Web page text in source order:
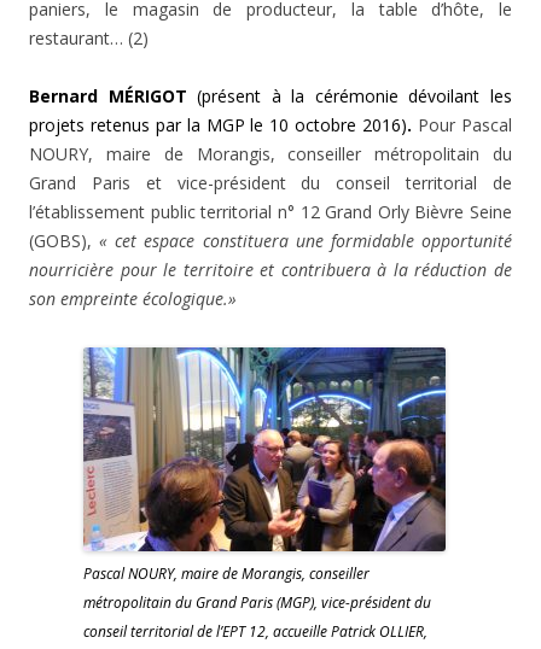
paniers, le magasin de producteur, la table d’hôte, le
restaurant… (2)
Bernard MÉRIGOT(présent à la cérémonie dévoilant les
projets retenus par la MGP le 10 octobre 2016). Pour Pascal
NOURY, maire de Morangis, conseiller métropolitain du
Grand Paris et vice-président du conseil territorial de
l’établissement public territorial n° 12 Grand Orly Bièvre Seine
(GOBS),« cet espace constituera une formidable opportunité
nourricière pour le territoire et contribuera à la réduction de
son empreinte écologique.»
Pascal NOURY, maire de Morangis, conseiller
métropolitain du Grand Paris (MGP), vice-président du
conseil territorial de l’EPT 12, accueille Patrick OLLIER,